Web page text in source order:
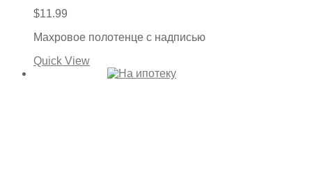
$11.99
Махровое полотенце с надписью
Quick View